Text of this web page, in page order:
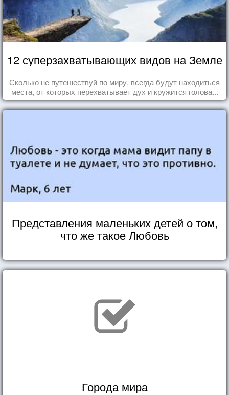
12 суперзахватывающих видов на Земле
Сколько не путешествуй по миру, всегда будут находиться
места, от которых перехватывает дух и кружится голова...
Представления маленьких детей о том,
что же такое Любовь
Города мира